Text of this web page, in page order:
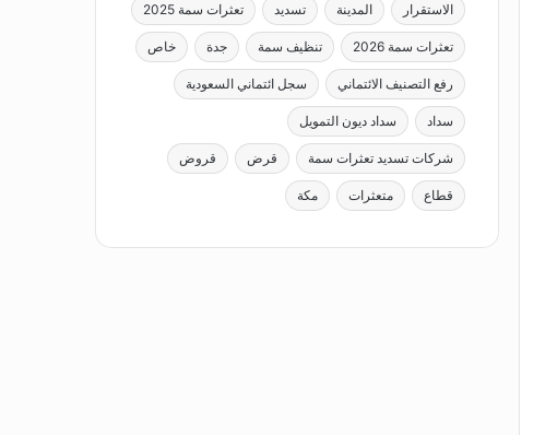
الاستقرار المدينة تسديد تعثرات سمة 2025
تعثرات سمة 2026 تنظيف سمة جدة خاص
رفع التصنيف الائتماني سجل ائتماني السعودية
سداد سداد ديون التمويل
شركات تسديد تعثرات سمة قرض قروض
قطاع متعثرات مكة